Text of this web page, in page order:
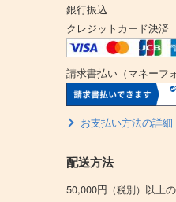
銀行振込
クレジットカード決済
請求書払い（マネーフ
お支払い方法の詳細
配送方法
50,000円 （税別） 以上